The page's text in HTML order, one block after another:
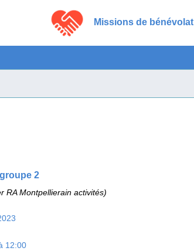
Missions de bénévolat
2
RA Montpellierain activités)
12:00